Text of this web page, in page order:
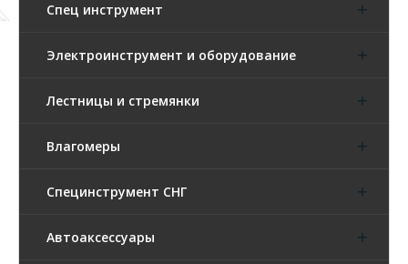
Спец инструмент
Электроинструмент и оборудование
Лестницы и стремянки
Влагомеры
Специнструмент СНГ
Автоаксессуары